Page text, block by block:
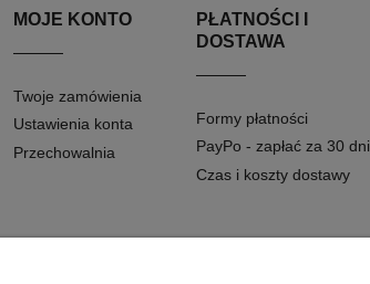
MOJE KONTO
Twoje zamówienia
Ustawienia konta
Przechowalnia
PŁATNOŚCI I
DOSTAWA
Formy płatności
PayPo - zapłać za 30 dni
Czas i koszty dostawy